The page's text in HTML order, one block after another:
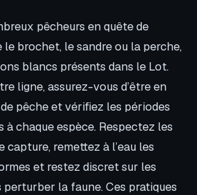
pêcheurs en quête de
le brochet, le sandre ou la perche,
blancs présents dans le Lot.
ligne, assurez-vous d’être en
pêche et vérifiez les périodes
à chaque espèce. Respectez les
capture, remettez à l’eau les
et restez discret sur les
perturber la faune. Ces pratiques